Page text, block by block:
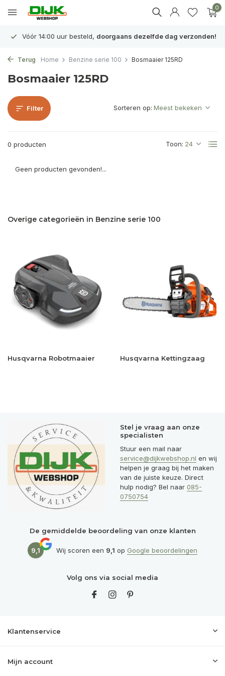
0
Vóór 14:00 uur besteld, doorgaans dezelfde dag verzonden!
Terug Home Benzine serie 100 Bosmaaier 125RD
Bosmaaier 125RD
Filter
0 producten Toon:
Sorteren op:
Geen producten gevonden!...
Overige categorieën in Benzine serie 100
Husqvarna Robotmaaier Husqvarna Kettingzaag
Stel je vraag aan onze
specialisten
Stuur een mail naar
service@dijkwebshop.nl en wij
helpen je graag bij het maken
van de juiste keuze. Direct
hulp nodig? Bel naar 085-
0750754
De gemiddelde beoordeling van onze klanten
9,1 Wij scoren een 9,1 op Google beoordelingen
Volg ons via social media
Klantenservice
Mijn account